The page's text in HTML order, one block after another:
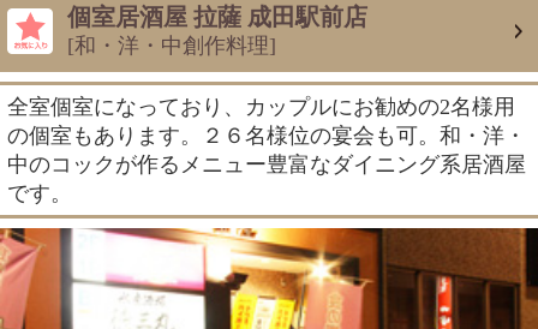
個室居酒屋 拉薩 成田駅前店
[和・洋・中創作料理]
全室個室になっており、カップルにお勧めの2名様用
の個室もあります。２６名様位の宴会も可。和・洋・
中のコックが作るメニュー豊富なダイニング系居酒屋
です。